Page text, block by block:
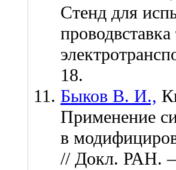
Стенд для
18.
Быков В. И.,
Применение
в
// Докл.